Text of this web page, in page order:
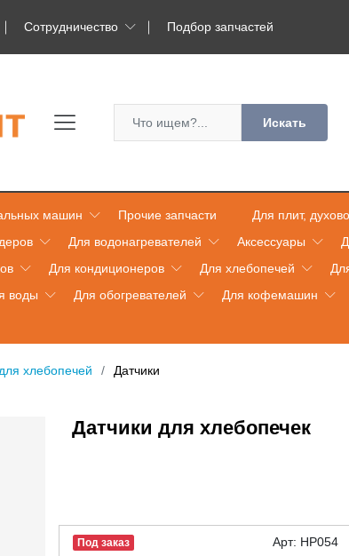
Сотрудничество Подбор запчастей
Искать
машин Прочие запчасти Для плит,
Для водонагревателей Аксессуары
Для кондиционеров Для хлебопечей
воды Для обогревателей Для кофемашин
хлебопечей Датчики
Датчики для хлебопечек
Под заказ Арт: HP054